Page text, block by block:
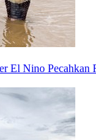
El Nino Pecahkan